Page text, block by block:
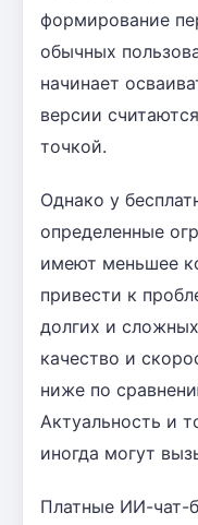
формирование
обычных
начинает
версии
точкой.
Однако у
определенные
имеют меньшее
привести к
долгих и
качество и
ниже по
Актуальность и
иногда могут
Платные ИИ-чат-